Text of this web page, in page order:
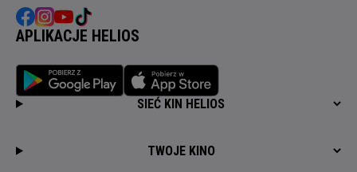
APLIKACJE HELIOS
SIEĆ KIN HELIOS
TWOJE KINO